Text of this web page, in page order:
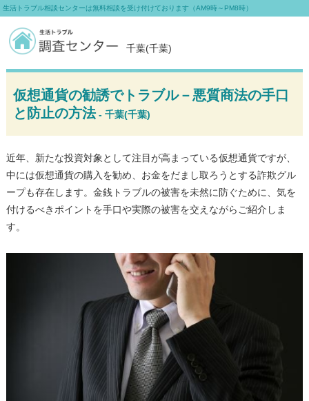
仮想通貨の勧誘でトラブル－悪質商法の手口
と防止の方法- 千葉(千葉)
近年、新たな投資対象として注目が高まっている仮想通貨ですが、
中には仮想通貨の購入を勧め、お金をだまし取ろうとする詐欺グル
ープも存在します。金銭トラブルの被害を未然に防ぐために、気を
付けるべきポイントを手口や実際の被害を交えながらご紹介しま
す。
千葉(千葉)
生活トラブル相談センターは無料相談を受け付けております（AM9時～PM8時）